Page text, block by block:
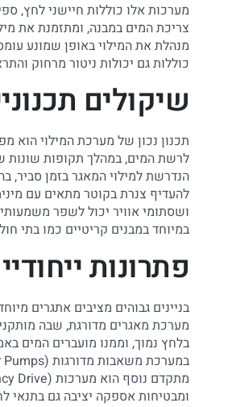
מערכות אלו כוללות חיישני לחץ,
צריכת המים במבנה, ומתזמנת את
מנהלת את המילוי באופן שמונע
כוללות גם יכולות ניטור מרחוק
שיקולים
תכנון נכון של מערכת המילוי הוא
לרשת המים, במהלך תקופות שונות
הנדרשת למילוי המאגר בזמן סביר,
להעדיף צנרת בקוטר מתאים עם
ושסתומי אוויר יכול לשפר
במיוחד במבנים קריטיים כמו בתי
פתרונות
בניינים גבוהים מציבים אתגרים
מערכת מאגרים מדורגת, שבה
בלחץ נמוך, וממנו מועברים המים
ומבטיחות אספקה יציבה גם בתנאי